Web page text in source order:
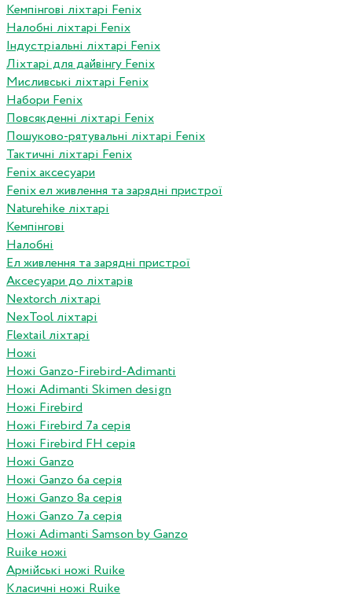
Кемпінгові ліхтарі Fenix
Налобні ліхтарі Fenix
Індустріальні ліхтарі Fenix
Ліхтарі для дайвінгу Fenix
Мисливські ліхтарі Fenix
Набори Fenix
Повсякденні ліхтарі Fenix
Пошуково-рятувальні ліхтарі Fenix
Тактичні ліхтарі Fenix
Fenix аксесуари
Fenix ел живлення та зарядні пристрої
Naturehike ліхтарі
Кемпінгові
Налобні
Ел живлення та зарядні пристрої
Аксесуари до ліхтарів
Nextorch ліхтарі
NexTool ліхтарі
Flextail ліхтарі
Ножі
Ножі Ganzo-Firebird-Adimanti
Ножі Adimanti Skimen design
Ножі Firebird
Ножі Firebird 7а серія
Ножі Firebird FH серія
Ножі Ganzo
Ножі Ganzo 6а серія
Ножі Ganzo 8а серія
Ножі Ganzo 7а серія
Ножі Adimanti Samson by Ganzo
Ruike ножі
Армійські ножі Ruike
Класичні ножі Ruike